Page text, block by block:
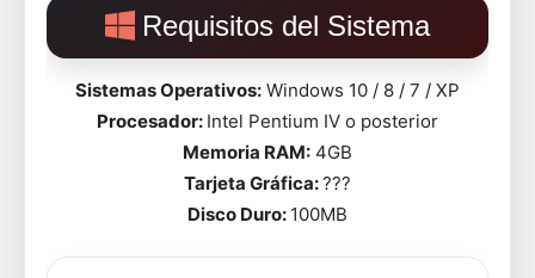
Requisitos del Sistema
Sistemas Operativos: Windows 10 / 8 / 7 / XP
Procesador: Intel Pentium IV o posterior
Memoria RAM: 4GB
Tarjeta Gráfica:???
Disco Duro: 100MB